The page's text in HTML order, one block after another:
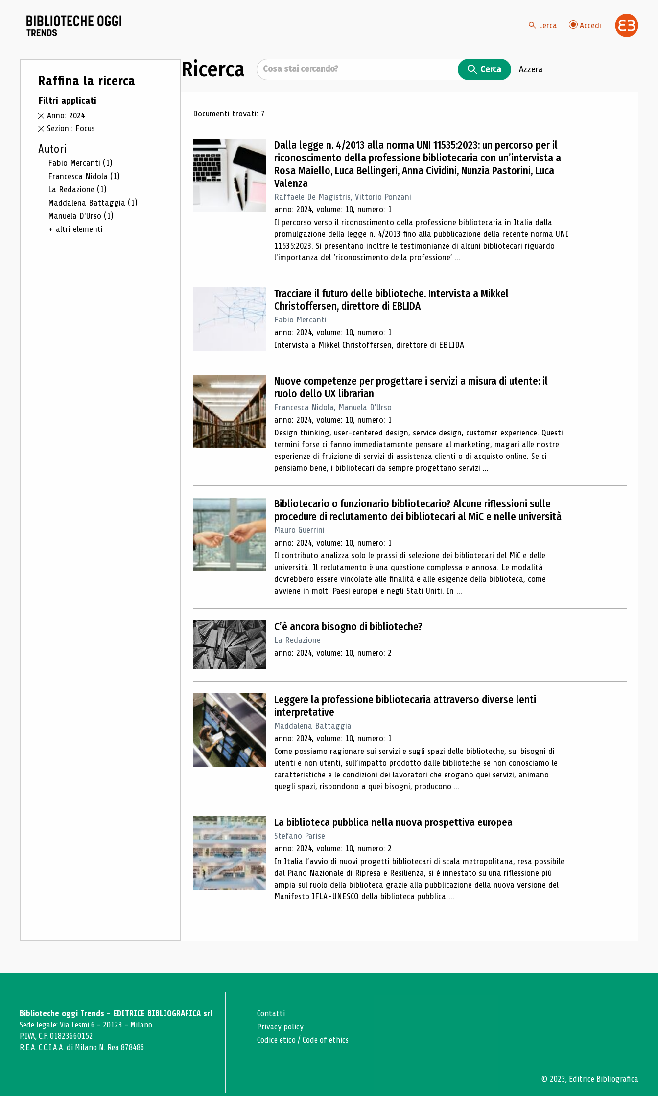
Cerca Accedi
Raffina la ricerca
Filtri applicati
Anno: 2024
Sezioni: Focus
Autori
Fabio Mercanti (1)
Francesca Nidola (1)
La Redazione (1)
Maddalena Battaggia (1)
Manuela D'Urso (1)
+ altri elementi
Ricerca Cerca Cerca Azzera
Risultati di ricerca
Documenti trovati: 7
Dalla legge n. 4/2013 alla norma UNI 11535:2023: un percorso per il
riconoscimento della professione bibliotecaria con un’intervista a
Rosa Maiello, Luca Bellingeri, Anna Cividini, Nunzia Pastorini, Luca
Valenza
Raffaele De Magistris, Vittorio Ponzani
anno: 2024, volume: 10, numero: 1
Il percorso verso il riconoscimento della professione bibliotecaria in Italia dalla
promulgazione della legge n. 4/2013 fino alla pubblicazione della recente norma UNI
11535:2023. Si presentano inoltre le testimonianze di alcuni bibliotecari riguardo
l'importanza del ‘riconoscimento della professione’ ...
Tracciare il futuro delle biblioteche. Intervista a Mikkel
Christoffersen, direttore di EBLIDA
Fabio Mercanti
anno: 2024, volume: 10, numero: 1
Intervista a Mikkel Christoffersen, direttore di EBLIDA
Nuove competenze per progettare i servizi a misura di utente: il
ruolo dello UX librarian
Francesca Nidola, Manuela D'Urso
anno: 2024, volume: 10, numero: 1
Design thinking, user-centered design, service design, customer experience. Questi
termini forse ci fanno immediatamente pensare al marketing, magari alle nostre
esperienze di fruizione di servizi di assistenza clienti o di acquisto online. Se ci
pensiamo bene, i bibliotecari da sempre progettano servizi ...
Bibliotecario o funzionario bibliotecario? Alcune riflessioni sulle
procedure di reclutamento dei bibliotecari al MiC e nelle università
Mauro Guerrini
anno: 2024, volume: 10, numero: 1
Il contributo analizza solo le prassi di selezione dei bibliotecari del MiC e delle
università. Il reclutamento è una questione complessa e annosa. Le modalità
dovrebbero essere vincolate alle finalità e alle esigenze della biblioteca, come
avviene in molti Paesi europei e negli Stati Uniti. In ...
C’è ancora bisogno di biblioteche?
La Redazione
anno: 2024, volume: 10, numero: 2
Leggere la professione bibliotecaria attraverso diverse lenti
interpretative
Maddalena Battaggia
anno: 2024, volume: 10, numero: 1
Come possiamo ragionare sui servizi e sugli spazi delle biblioteche, sui bisogni di
utenti e non utenti, sull’impatto prodotto dalle biblioteche se non conosciamo le
caratteristiche e le condizioni dei lavoratori che erogano quei servizi, animano
quegli spazi, rispondono a quei bisogni, producono ...
La biblioteca pubblica nella nuova prospettiva europea
Stefano Parise
anno: 2024, volume: 10, numero: 2
In Italia l’avvio di nuovi progetti bibliotecari di scala metropolitana, resa possibile
dal Piano Nazionale di Ripresa e Resilienza, si è innestato su una riflessione più
ampia sul ruolo della biblioteca grazie alla pubblicazione della nuova versione del
Manifesto IFLA-UNESCO della biblioteca pubblica ...
Biblioteche oggi Trends - EDITRICE BIBLIOGRAFICA srl
Sede legale: Via Lesmi 6 - 20123 - Milano
P.IVA, C.F. 01823660152
R.E.A. C.C.I.A.A. di Milano N. Rea 878486
Contatti
Privacy policy
Codice etico /Code of ethics
© 2023, Editrice Bibliografica